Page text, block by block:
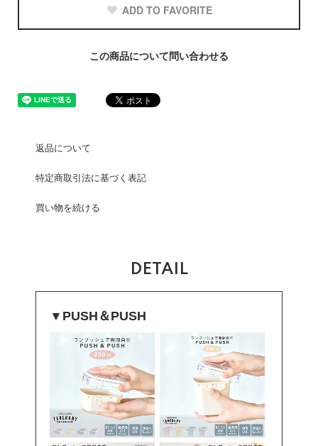
ADD TO FAVORITE
この商品について問い合わせる
返品について
特定商取引法に基づく表記
買い物を続ける
DETAIL
▼ PUSH＆PUSH